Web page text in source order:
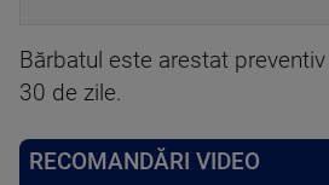
Bărbatul este arestat
30 de zile.
RECOMANDĂRI VIDEO